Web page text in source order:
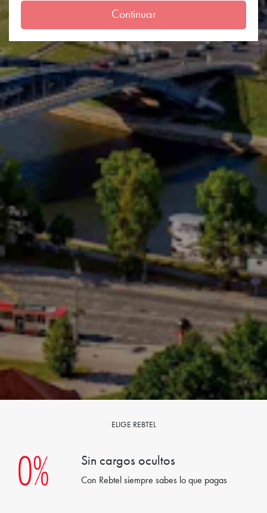
Continuar
ELIGE REBTEL
Sin cargos ocultos
Con Rebtel siempre sabes lo que pagas